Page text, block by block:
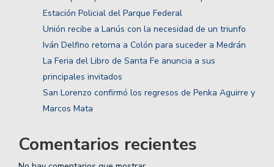
Estación Policial del Parque Federal
Unión recibe a Lanús con la necesidad de un triunfo
Iván Delfino retorna a Colón para suceder a Medrán
La Feria del Libro de Santa Fe anuncia a sus
principales invitados
San Lorenzo confirmó los regresos de Penka Aguirre y
Marcos Mata
Comentarios recientes